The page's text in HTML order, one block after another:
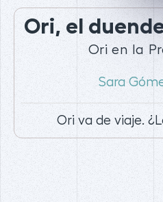
Ori, el
Ori en la
Sara
Ori va de viaje.